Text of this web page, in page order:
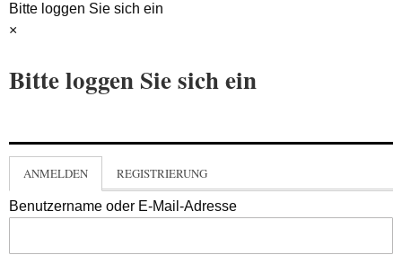
Bitte loggen Sie sich ein
×
Bitte loggen Sie sich ein
ANMELDEN REGISTRIERUNG
Benutzername oder E-Mail-Adresse